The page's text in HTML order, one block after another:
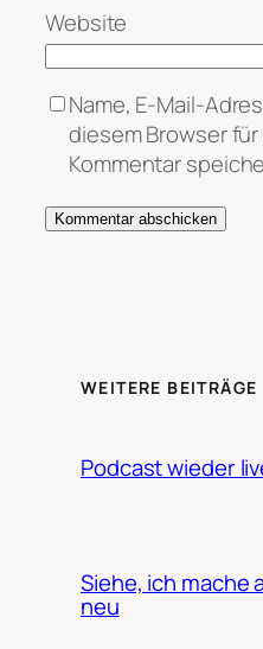
Website
Name, E-Mail-
diesem Browser
Kommentar
WEITERE BEITRÄGE
Podcast wieder
Siehe, ich mache
neu